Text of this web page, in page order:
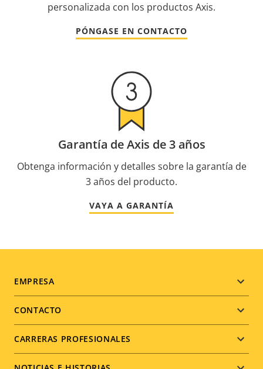
personalizada con los productos Axis.
PÓNGASE EN CONTACTO
Garantía de Axis de 3 años
Obtenga información y detalles sobre la garantía de
3 años del producto.
VAYA A GARANTÍA
Footer
menu
EMPRESA
CONTACTO
CARRERAS PROFESIONALES